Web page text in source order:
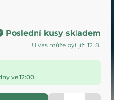
Poslední kusy skladem
U vás může být již: 12. 8.
ve 12:00